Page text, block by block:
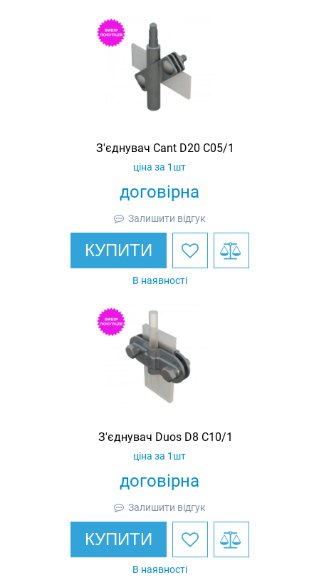
З'єднувач Cant D20 C05/1
договірна
ціна за 1шт
Залишити відгук
КУПИТИ
В наявності
З'єднувач Duos D8 C10/1
договірна
ціна за 1шт
Залишити відгук
КУПИТИ
В наявності